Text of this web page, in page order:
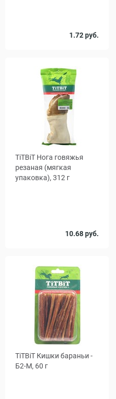
1.72 руб.
1 20
TiTBiT Нога говяжья
резаная (мягкая
упаковка), 312 г
10.68 руб.
TiTBiT Кишки бараньи -
Б2-M, 60 г